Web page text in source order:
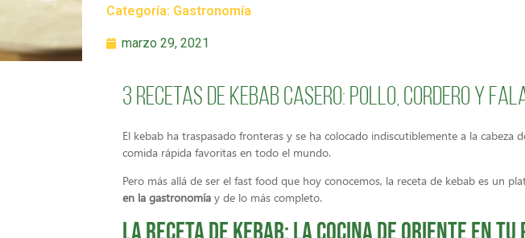
Categoría: Gastronomía
marzo 29, 2021
3 recetas de kebab casero: pollo, cordero y
El kebab ha traspasado fronteras y se ha colocado indiscutiblemente a la cabeza
comida rápida favoritas en todo el mundo.
Pero más allá de ser el fast food que hoy conocemos, la receta de kebab es un
en la gastronomía y de lo más completo.